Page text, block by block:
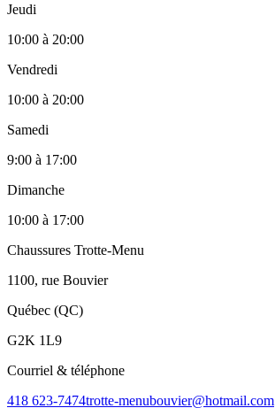
Jeudi
10:00 à 20:00
Vendredi
10:00 à 20:00
Samedi
9:00 à 17:00
Dimanche
10:00 à 17:00
Chaussures Trotte-Menu
1100, rue Bouvier
Québec (QC)
G2K 1L9
Courriel & téléphone
418 623-7474trotte-menubouvier@hotmail.com